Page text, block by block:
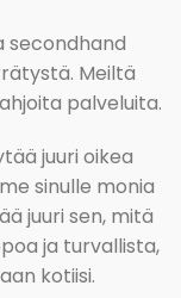
secondhand
Meiltä
palveluita.
juuri oikea
sinulle monia
juuri sen, mitä
ja turvallista,
kotiisi.